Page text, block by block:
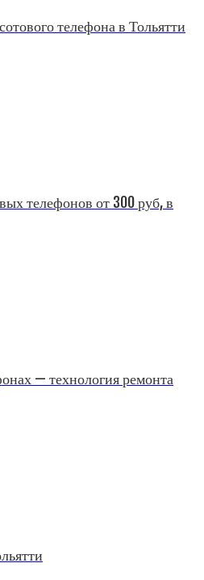
телефона в Тольятти
телефонов от 300 руб, в
— технология ремонта